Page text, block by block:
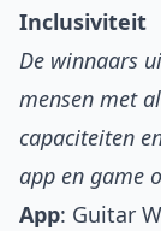
Inclusiviteit
De winnaars
mensen met
capaciteiten
app en game
App: Guitar